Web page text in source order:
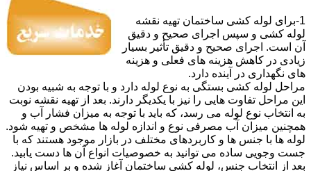
1-برای لوله کشی ساختمان تهیه نقشه
لوله کشی و سپس اجرای صحیح و دقیق
آن است. اجرای صحیح و دقیق تأثیر بسیار
زیادی در کاهش هزینه های فعلی و هزینه
های نگهداری در آینده دارد.
مراحل لوله کشی بستگی به نوع لوله دارد و با توجه به شبیه بودن
این مراحل تفاوت هایی را نیز با یکدیگر دارند. بعد از تهیه نقشه نوبت
به انتخاب نوع لوله می رسد، که باید با توجه به میزان فشار آب و
همچنین میزان آب مصرفی نوع و اندازه لوله ها مشخص و تهیه شود.
لوله ها با جنس ها و کاربردهای مختلف در بازار موجود هستند که با
جست وجویی ساده می توانید به خصوصیات انواع آن ها دست یابید.
بعد از انتخاب جنس، لوله کشی ساختمان آغاز شده و بر اساس نیاز